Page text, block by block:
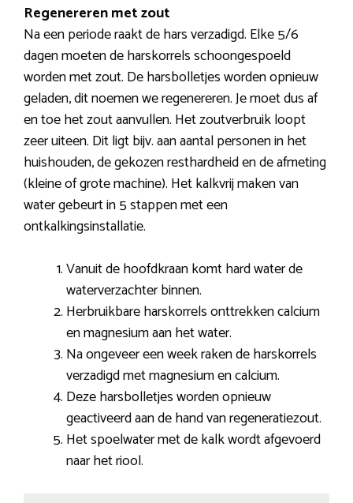
Regenereren met zout
Na een periode raakt de hars verzadigd. Elke 5/6
dagen moeten de harskorrels schoongespoeld
worden met zout. De harsbolletjes worden opnieuw
geladen, dit noemen we regenereren. Je moet dus af
en toe het zout aanvullen. Het zoutverbruik loopt
zeer uiteen. Dit ligt bijv. aan aantal personen in het
huishouden, de gekozen resthardheid en de afmeting
(kleine of grote machine). Het kalkvrij maken van
water gebeurt in 5 stappen met een
ontkalkingsinstallatie.
Vanuit de hoofdkraan komt hard water de
waterverzachter binnen.
Herbruikbare harskorrels onttrekken calcium
en magnesium aan het water.
Na ongeveer een week raken de harskorrels
verzadigd met magnesium en calcium.
Deze harsbolletjes worden opnieuw
geactiveerd aan de hand van regeneratiezout.
Het spoelwater met de kalk wordt afgevoerd
naar het riool.